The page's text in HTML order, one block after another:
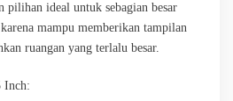
pilihan ideal untuk sebagian besar
mampu memberikan tampilan
ruangan yang terlalu besar.
Inch: